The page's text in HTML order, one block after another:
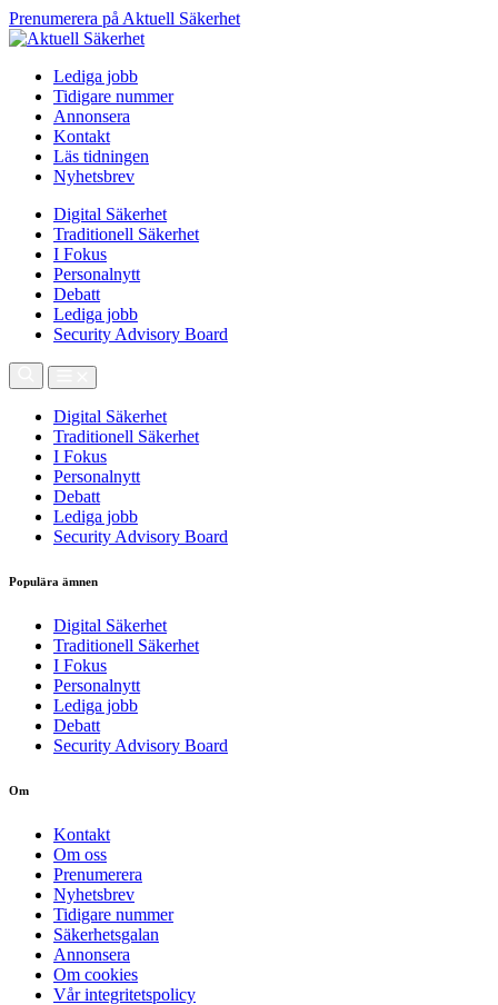
Prenumerera på Aktuell Säkerhet
Lediga jobb
Tidigare nummer
Annonsera
Kontakt
Läs tidningen
Nyhetsbrev
Digital Säkerhet
Traditionell Säkerhet
I Fokus
Personalnytt
Debatt
Lediga jobb
Security Advisory Board
Digital Säkerhet
Traditionell Säkerhet
I Fokus
Personalnytt
Debatt
Lediga jobb
Security Advisory Board
Populära ämnen
Digital Säkerhet
Traditionell Säkerhet
I Fokus
Personalnytt
Lediga jobb
Debatt
Security Advisory Board
Om
Kontakt
Om oss
Prenumerera
Nyhetsbrev
Tidigare nummer
Säkerhetsgalan
Annonsera
Om cookies
Vår integritetspolicy